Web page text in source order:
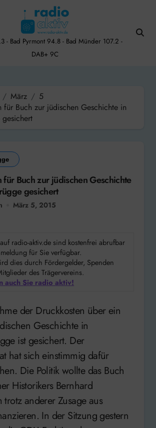
- Bad Pyrmont 94.8 - Bad Münder 107.2 -
DAB+ 9C
März
5
für Buch zur jüdischen Geschichte in
für Buch zur jüdischen Geschichte
gesichert
März 5, 2015
radio-aktiv.de sind kostenfrei abrufbar
für Sie verfügbar.
dies durch Fördergelder, Spenden
des Trägervereins.
auch Sie radio aktiv!
Geschichte in
ist gesichert. Der
hat sich einstimmig dafür
Die Politik wollte das Buch
Historikers Bernhard
anderer Zusage aus
In der Sitzung gestern